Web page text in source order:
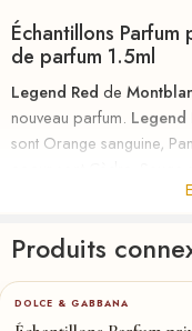
Échantillons
de parfum 1.5ml
Legend Red de
nouveau parfum. Legend
sont Orange sanguine,
fond sont Cèdre Atlas,
riha.ma Description
Parfumaumeilleursprix
MAROC , le nouveau
Produits
DOLCE & GABBANA